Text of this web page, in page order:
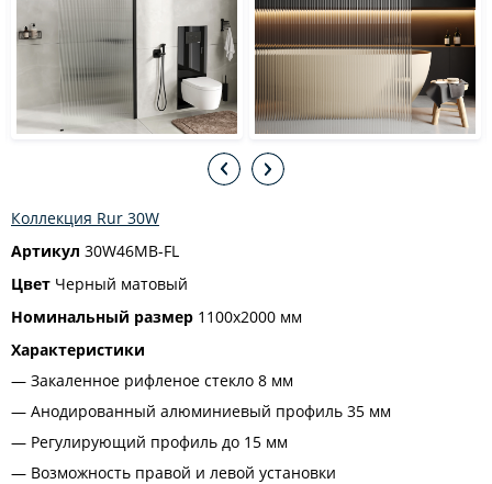
Коллекция Rur 30W
Артикул 30W46MB-FL
Цвет Черный матовый
Номинальный размер 1100х2000 мм
Характеристики
Закаленное рифленое стекло 8 мм
Анодированный алюминиевый профиль 35 мм
Регулирующий профиль до 15 мм
Возможность правой и левой установки